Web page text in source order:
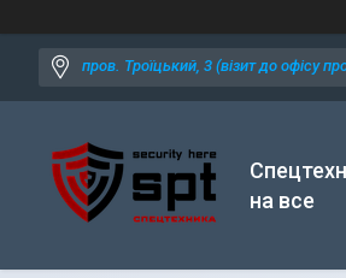
пров. Троїцький, 3 (візит до офісу
на все